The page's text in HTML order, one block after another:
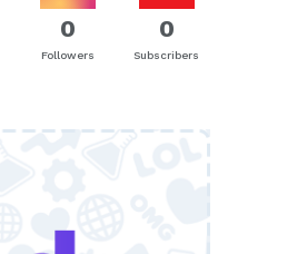
0
Followers
0
Subscribers